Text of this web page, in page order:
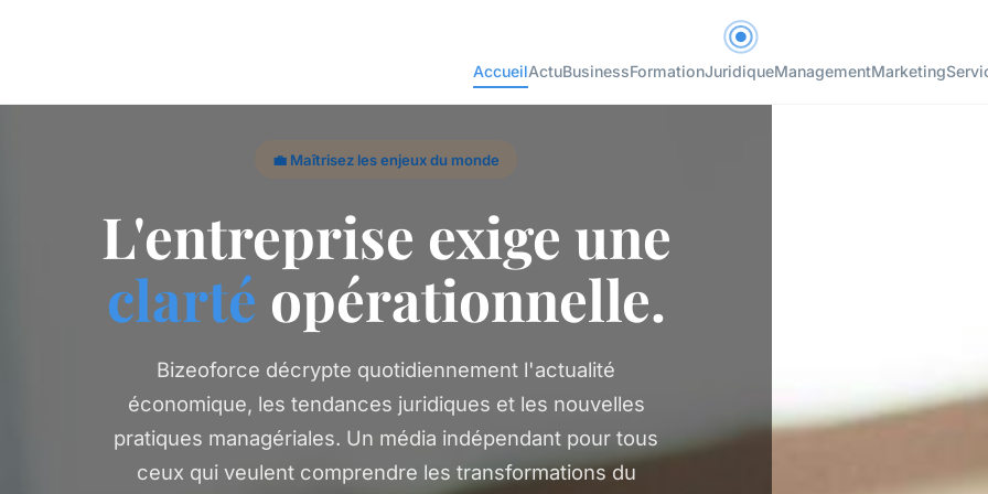
AccueilActuBusinessFormationJuridiqueManagementMarketing
💼 Maîtrisez les enjeux du monde
L'entreprise exige une
clarté opérationnelle.
Bizeoforce décrypte quotidiennement l'actualité
économique, les tendances juridiques et les nouvelles
pratiques managériales. Un média indépendant pour tous
ceux qui veulent comprendre les transformations du